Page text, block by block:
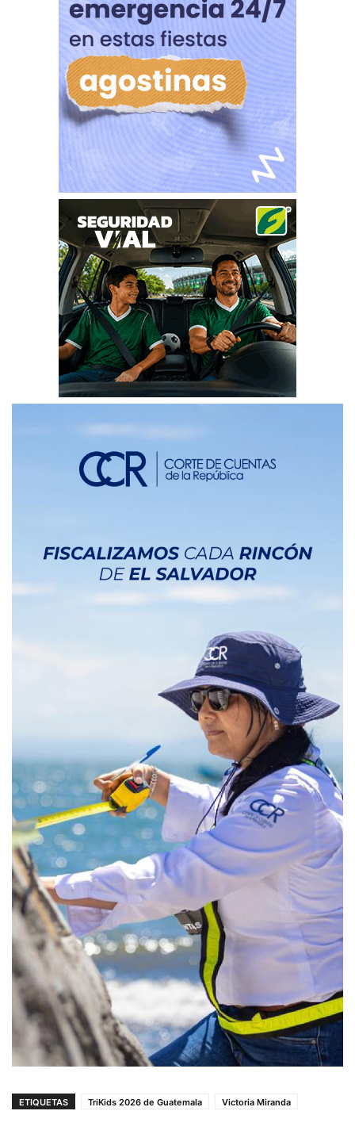
ETIQUETAS TriKids 2026 de Guatemala Victoria Miranda